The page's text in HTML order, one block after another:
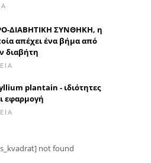
ΔΙΑΒΗΤΙΚΗ ΣΥΝΘΗΚΗ, η
απέχει ένα βήμα από
διαβήτη
plantain - ιδιότητες
εφαρμογή
not found